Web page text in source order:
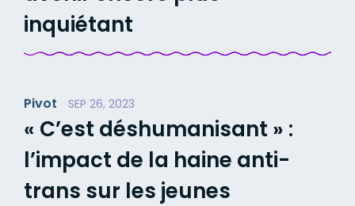
inquiétant
Pivot SEP 26, 2023
« C’est déshumanisant » :
l’impact de la haine anti-
trans sur les jeunes